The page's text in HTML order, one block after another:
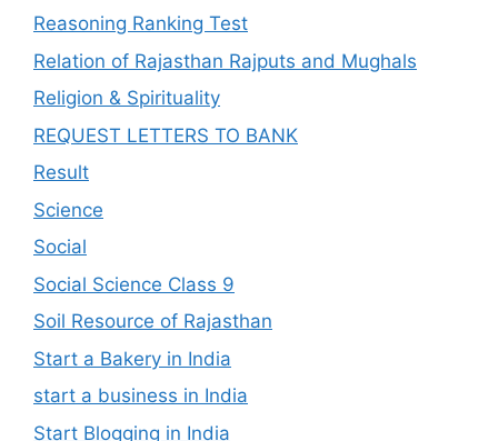
Reasoning Ranking Test
Relation of Rajasthan Rajputs and Mughals
Religion & Spirituality
REQUEST LETTERS TO BANK
Result
Science
Social
Social Science Class 9
Soil Resource of Rajasthan
Start a Bakery in India
start a business in India
Start Blogging in India